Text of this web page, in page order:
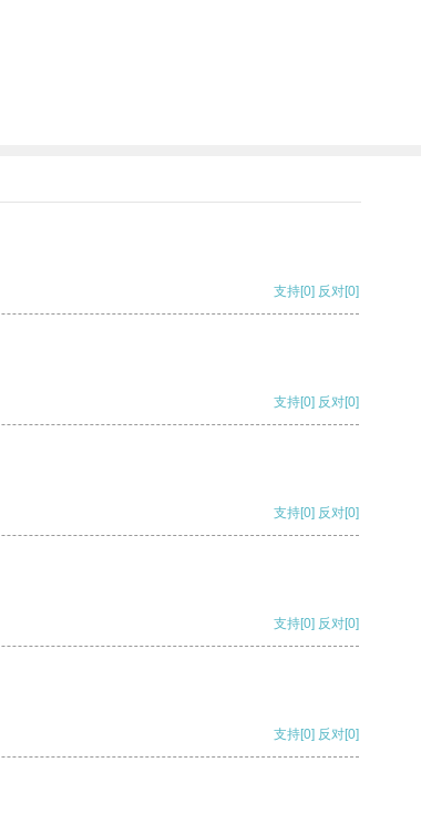
支持[0] 反对[0]
支持[0] 反对[0]
支持[0] 反对[0]
支持[0] 反对[0]
支持[0] 反对[0]